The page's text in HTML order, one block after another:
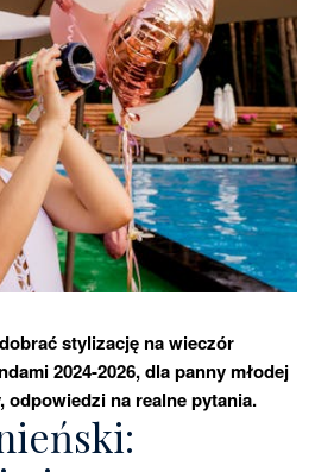
stylizację na wieczór
2024-2026, dla panny młodej
odpowiedzi na realne pytania.